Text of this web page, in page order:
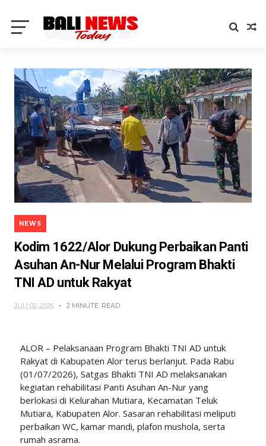
NEWS
Kodim 1622/Alor Dukung Perbaikan Panti
Asuhan An-Nur Melalui Program Bhakti
TNI AD untuk Rakyat
JULI 02, 2026 2 MINUTE READ
ALOR – Pelaksanaan Program Bhakti TNI AD untuk
Rakyat di Kabupaten Alor terus berlanjut. Pada Rabu
(01/07/2026), Satgas Bhakti TNI AD melaksanakan
kegiatan rehabilitasi Panti Asuhan An-Nur yang
berlokasi di Kelurahan Mutiara, Kecamatan Teluk
Mutiara, Kabupaten Alor. Sasaran rehabilitasi meliputi
perbaikan WC, kamar mandi, plafon mushola, serta
rumah asrama.